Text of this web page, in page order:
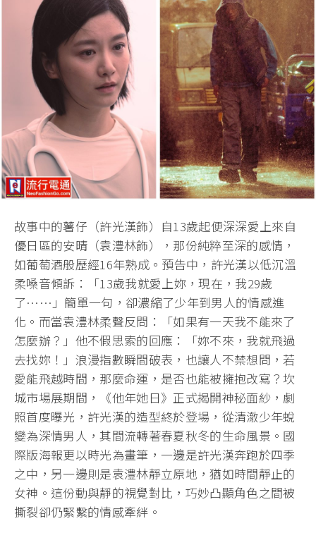
故事中的薯仔（許光漢飾）自13歲起便深深愛上來自
優日區的安晴（袁澧林飾），那份純粹至深的感情，
如葡萄酒般歷經16年熟成。預告中，許光漢以低沉溫
柔嗓音傾訴：「13歲我就愛上妳，現在，我29歲
了……」簡單一句，卻濃縮了少年到男人的情感進
化。而當袁澧林柔聲反問：「如果有一天我不能來了
怎麼辦？」他不假思索的回應：「妳不來，我就飛過
去找妳！」浪漫指數瞬間破表，也讓人不禁想問，若
愛能飛越時間，那麼命運，是否也能被擁抱改寫？坎
城市場展期間，《他年她日》正式揭開神秘面紗，劇
照首度曝光，許光漢的造型終於登場，從清澈少年蛻
變為深情男人，其間流轉著春夏秋冬的生命風景。國
際版海報更以時光為畫筆，一邊是許光漢奔跑於四季
之中，另一邊則是袁澧林靜立原地，猶如時間靜止的
女神。這份動與靜的視覺對比，巧妙凸顯角色之間被
撕裂卻仍緊繫的情感牽絆。